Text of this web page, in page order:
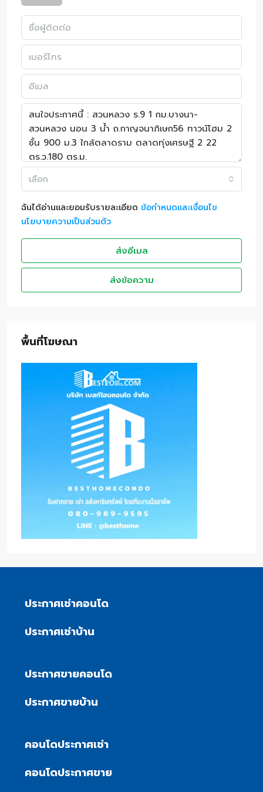
เลือก
ฉันได้อ่านและยอมรับรายละเอียด ข้อกำหนดและเงื่อนไข
นโยบายความเป็นส่วนตัว
ส่งอีเมล
ส่งข้อความ
พื้นที่โฆษณา
ประกาศเช่าคอนโด
ประกาศเช่าบ้าน
ประกาศขายคอนโด
ประกาศขายบ้าน
คอนโดประกาศเช่า
คอนโดประกาศขาย